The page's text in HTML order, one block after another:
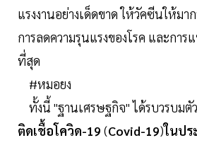
แรงงานอย่างเด็ดขาด ให้วัคซีนให้ม
การลดความรุนแรงของโรค และการ
ที่สุด
#หมอยง
ทั้งนี้ "ฐานเศรษฐกิจ" ได้รบวรบมตั
ติดเชื้อโควิด-19 (Covid-19)ในปร